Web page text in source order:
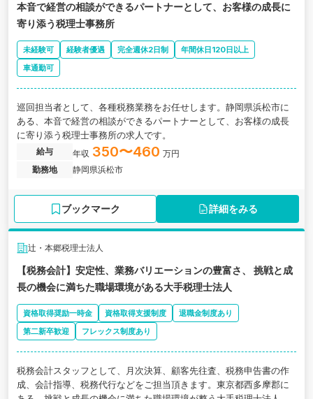
本音で経営の相談ができるパートナーとして、お客様の成長に
寄り添う税理士事務所
未経験可 経験者優遇 完全週休2日制
年間休日120日以上
車通勤可
巡回担当者として、各種税務業務をお任せします。静岡県浜松市に
ある、本音で経営の相談ができるパートナーとして、お客様の成長
に寄り添う税理士事務所の求人です。
給与 年収 350〜460 万円
勤務地
静岡県浜松市
ブックマーク 詳細をみる
辻・本郷税理士法人
【税務会計】安定性、業務バリエーションの豊富さ、 挑戦と成
長の機会に満ちた職場環境がある大手税理士法人
資格取得奨励一時金 資格取得支援制度
退職金制度あり
第二新卒歓迎
フレックス制度あり
税務会計スタッフとして、月次決算、顧客先往査、税務申告書の作
成、会計指導、税務代行などをご担当頂きます。東京都西多摩郡に